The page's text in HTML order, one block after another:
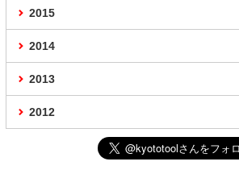
2015
2014
2013
2012